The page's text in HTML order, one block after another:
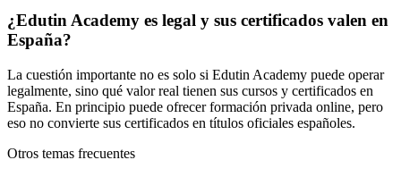
¿Edutin Academy es legal y sus certificados valen en
España?
La cuestión importante no es solo si Edutin Academy puede operar
legalmente, sino qué valor real tienen sus cursos y certificados en
España. En principio puede ofrecer formación privada online, pero
eso no convierte sus certificados en títulos oficiales españoles.
Otros temas frecuentes